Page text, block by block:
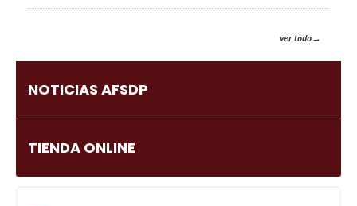
ver todo
NOTICIAS AFSDP
TIENDA ONLINE